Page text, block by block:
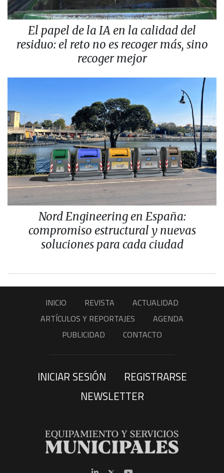
El papel de la IA en la calidad del
residuo: el reto no es recoger más, sino
recoger mejor
Nord Engineering en España:
compromiso estructural y nuevas
soluciones para cada ciudad
INICIO REVISTA
ACTUALIDAD
ARTÍCULOS Y REPORTAJES
AGENDA
PUBLICIDAD
CONTACTO
INICIAR SESIÓN
REGISTRARSE
NEWSLETTER